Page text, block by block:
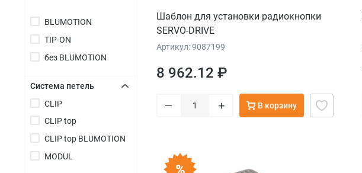
BLUMOTION
TIP-ON
без BLUMOTION
Система петель
CLIP
CLIP top
CLIP top BLUMOTION
MODUL
Шаблон для установки радиокнопки
SERVO-DRIVE
Артикул: 9087199
8 962.12 ₽
– + В корзину